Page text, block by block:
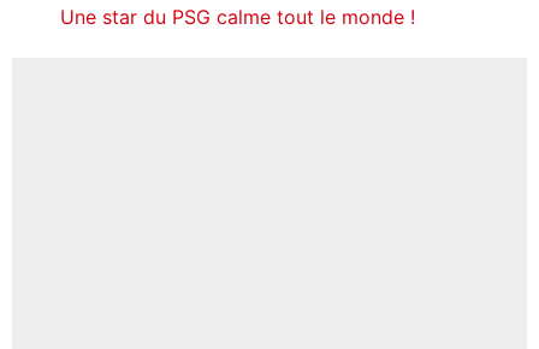
Une star du PSG calme tout le monde !